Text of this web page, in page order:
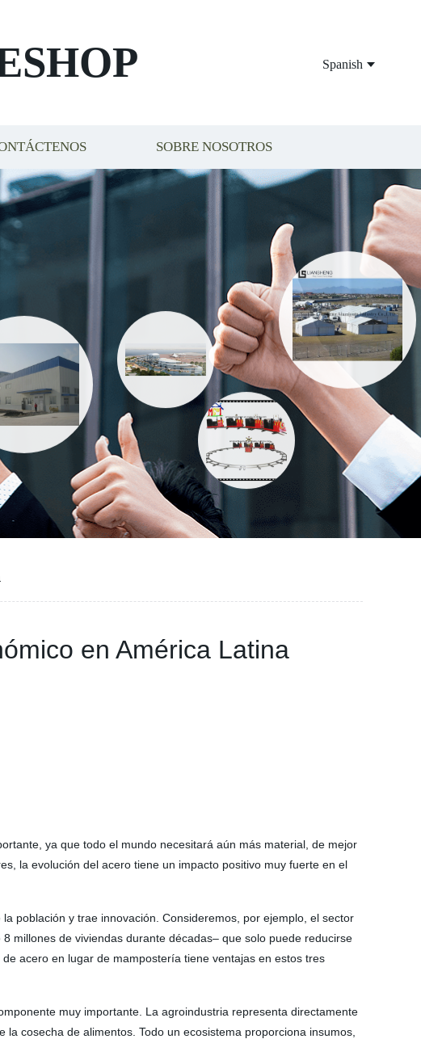
Spanish
SOBRE NOSOTROS
en América Latina
ya que todo el mundo necesitará aún más material, de mejor
la evolución del acero tiene un impacto positivo muy fuerte en el
población y trae innovación. Consideremos, por ejemplo, el sector
millones de viviendas durante décadas– que solo puede reducirse
acero en lugar de mampostería tiene ventajas en estos tres
muy importante. La agroindustria representa directamente
cosecha de alimentos. Todo un ecosistema proporciona insumos,